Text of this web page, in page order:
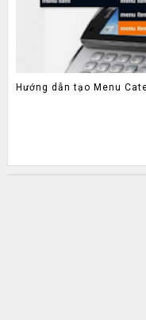
Hướng dẫn tạo Menu